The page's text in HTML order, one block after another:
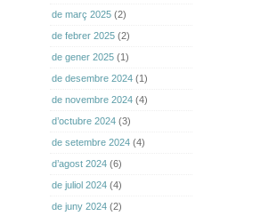
de març 2025 (2)
de febrer 2025 (2)
de gener 2025 (1)
de desembre 2024 (1)
de novembre 2024 (4)
d’octubre 2024 (3)
de setembre 2024 (4)
d’agost 2024 (6)
de juliol 2024 (4)
de juny 2024 (2)